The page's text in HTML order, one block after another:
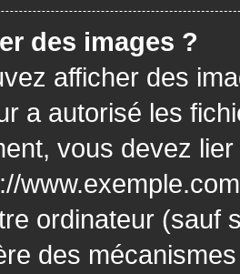
des images ?
afficher des
a autorisé les
vous devez
ordinateur (sauf
des